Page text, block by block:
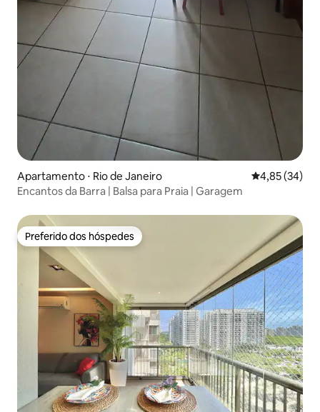
Apartamento ⋅ Rio de Janeiro 4,85 de uma
4,85 (34)
Encantos da Barra | Balsa para Praia | Garagem
Preferido dos hóspedes
Preferido dos hóspedes